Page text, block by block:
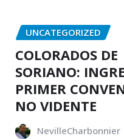
UNCATEGORIZED
COLORADOS DE
SORIANO:
PRIMER
NO VIDENTE
NevilleCharbonnier